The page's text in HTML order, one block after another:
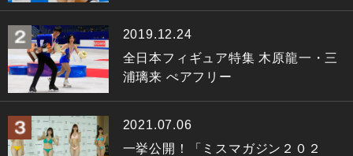
2019.12.24
全日本フィギュア特集 木原龍一・三
浦璃来 ぺアフリー
2021.07.06
一挙公開！「ミスマガジン２０２